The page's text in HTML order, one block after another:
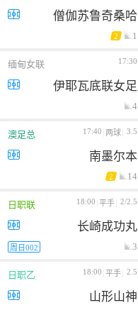
僧伽苏鲁奇桑哈
2 1
缅甸女联 17:30
伊耶瓦底联女足
4
澳足总 17:40 两球 3.5
南墨尔本
2 14
日职联 18:00 平手 2/2.5
长崎成功丸
周日002 3
日职乙 18:00 平手 2.5
山形山神